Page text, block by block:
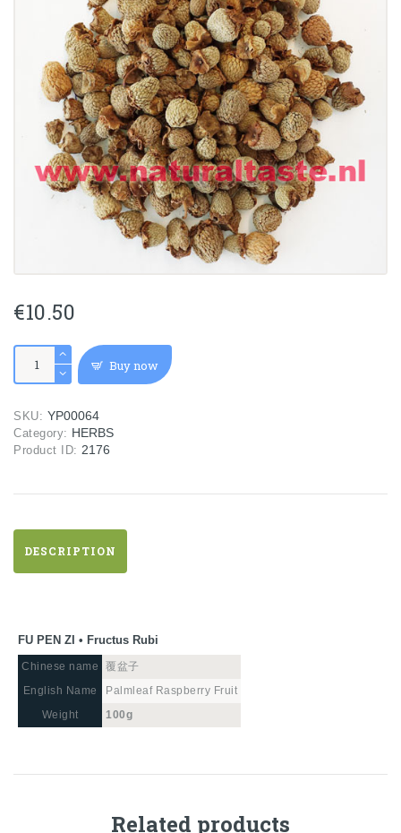
€10.50
PEN
ZI
Fructus
Rubi
quantity
Buy now
SKU: YP00064
Category: HERBS
Product ID: 2176
DESCRIPTION
FU PEN ZI • Fructus Rubi
Chinese name
覆盆子
English Name
Palmleaf Raspberry Fruit
Weight
100g
Related products